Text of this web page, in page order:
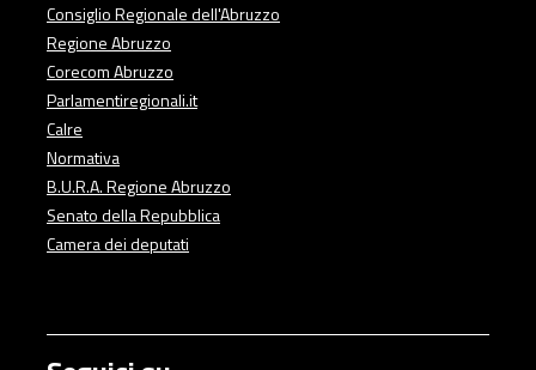
Consiglio Regionale dell'Abruzzo
Regione Abruzzo
Corecom Abruzzo
Parlamentiregionali.it
Calre
Normativa
B.U.R.A. Regione Abruzzo
Senato della Repubblica
Camera dei deputati